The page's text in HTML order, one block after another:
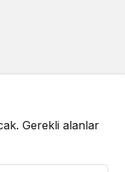
Gerekli alanlar